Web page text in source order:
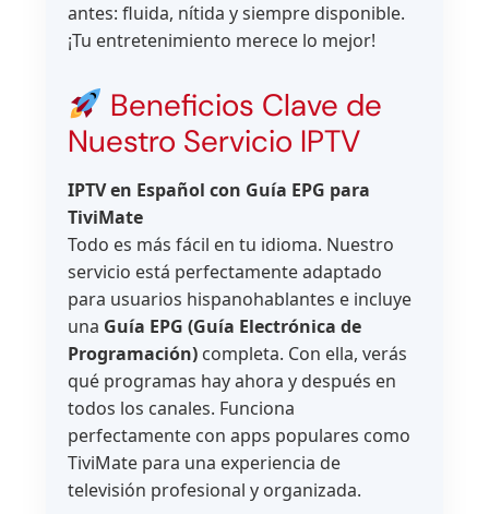
antes: fluida, nítida y siempre disponible.
¡Tu entretenimiento merece lo mejor!
Beneficios Clave de
Nuestro Servicio IPTV
IPTV en Español con Guía EPG para
TiviMate
Todo es más fácil en tu idioma. Nuestro
servicio está perfectamente adaptado
para usuarios hispanohablantes e incluye
una Guía EPG (Guía Electrónica de
Programación) completa. Con ella, verás
qué programas hay ahora y después en
todos los canales. Funciona
perfectamente con apps populares como
TiviMate para una experiencia de
televisión profesional y organizada.